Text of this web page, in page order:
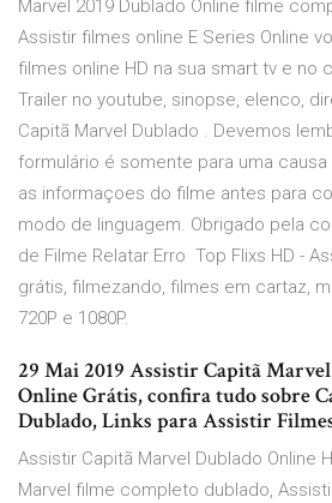
Marvel 2019 Dublado Online filme
Assistir filmes online E Series Online
filmes online HD na sua smart tv e no
Trailer no youtube, sinopse, elenco,
Capitã Marvel Dublado . Devemos
formulário é somente para uma
as informaçoes do filme antes para
modo de linguagem. Obrigado pela
de Filme Relatar Erro Top Flixs HD -
grátis, filmezando, filmes em cartaz,
720P e 1080P.
29 Mai 2019 Assistir Capitã
Online Grátis, confira tudo sobre
Dublado, Links para Assistir
Assistir Capitã Marvel Dublado Online
Marvel filme completo dublado,